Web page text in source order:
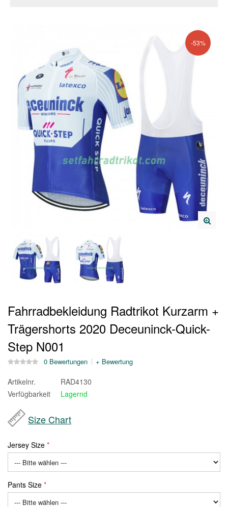
-53%
Fahrradbekleidung Radtrikot Kurzarm +
Trägershorts 2020 Deceuninck-Quick-
Step N001
0 Bewertungen + Bewertung
Artikelnr.
RAD4130
Verfügbarkeit
Lagernd
Size Chart
Jersey Size
Pants Size